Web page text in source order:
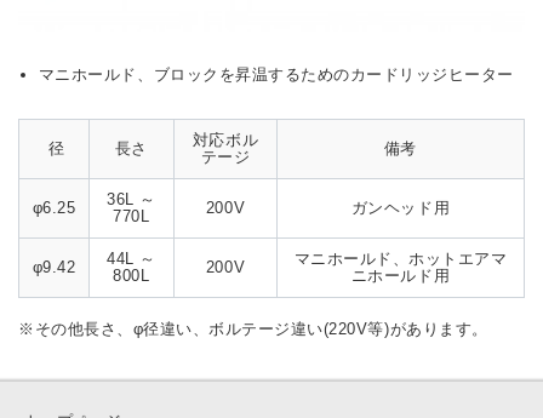
マニホールド、ブロックを昇温するためのカードリッジヒーター
径 長さ
対応ボル
テージ
備考
φ6.25
36L ～
770L
200V ガンヘッド用
φ9.42
44L ～
800L
200V
マニホールド、ホットエアマ
ニホールド用
※その他長さ、φ径違い、ボルテージ違い(220V等)があります。